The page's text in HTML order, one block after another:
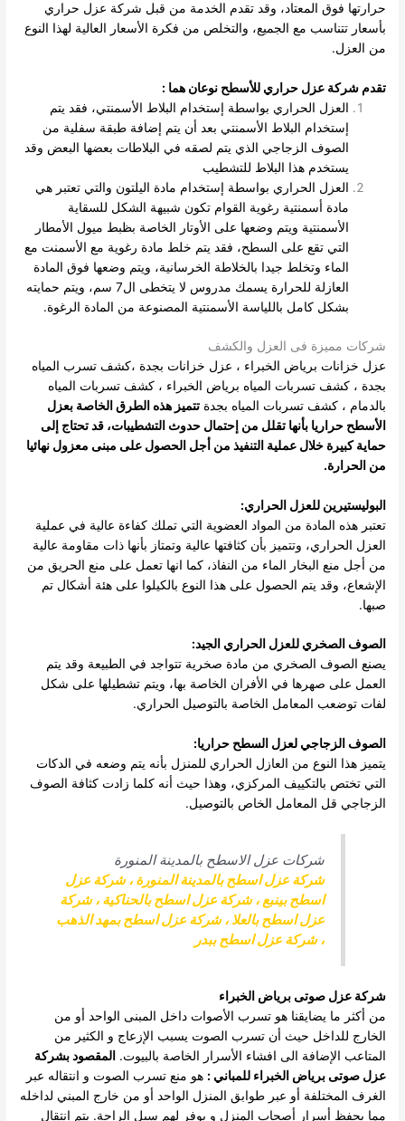
حرارتها فوق المعتاد، وقد تقدم الخدمة من قبل شركة عزل حراري
بأسعار تتناسب مع الجميع، والتخلص من فكرة الأسعار العالية لهذا النوع
من العزل.
تقدم شركة عزل حراري للأسطح نوعان هما :
العزل الحراري بواسطة إستخدام البلاط الأسمنتي، فقد يتم
إستخدام البلاط الأسمنتي بعد أن يتم إضافة طبقة سفلية من
الصوف الزجاجي الذي يتم لصقه في البلاطات بعضها البعض وقد
يستخدم هذا البلاط للتشطيب
العزل الحراري بواسطة إستخدام مادة اليلتون والتي تعتبر هي
مادة أسمنتية رغوية القوام تكون شبيهة الشكل للسقاية
الأسمنتية ويتم وضعها على الأوتار الخاصة بظبط ميول الأمطار
التي تقع على السطح، فقد يتم خلط مادة رغوية مع الأسمنت مع
الماء وتخلط جيدا بالخلاطة الخرسانية، ويتم وضعها فوق المادة
العازلة للحرارة يسمك مدروس لا يتخطى ال7 سم، ويتم حمايته
بشكل كامل باللياسة الأسمنتية المصنوعة من المادة الرغوة.
شركات مميزة فى العزل والكشف
عزل خزانات برياض الخبراء ، عزل خزانات بجدة ،كشف تسرب المياه
بجدة ،كشف تسربات المياه برياض الخبراء ، كشف تسربات المياه
بالدمام ،كشف تسربات المياه بجدة تتميز هذه الطرق الخاصة بعزل
الأسطح حراريا بأنها تقلل من إحتمال حدوث التشطيبات، قد تحتاج إلى
حماية كبيرة خلال عملية التنفيذ من أجل الحصول على مبنى معزول نهائيا
من الحرارة.
البوليستيرين للعزل الحراري:
تعتبر هذه المادة من المواد العضوية التي تملك كفاءة عالية في عملية
العزل الحراري، وتتميز بأن كثافتها عالية وتمتاز بأنها ذات مقاومة عالية
من أجل منع البخار الماء من النفاذ، كما انها تعمل على منع الحريق من
الإشعاع، وقد يتم الحصول على هذا النوع بالكيلوا على هئة أشكال تم
صبها.
الصوف الصخري للعزل الحراري الجيد:
يصنع الصوف الصخري من مادة صخرية تتواجد في الطبيعة وقد يتم
العمل على صهرها في الأفران الخاصة بها، ويتم تشطيلها على شكل
لفات توضعب المعامل الخاصة بالتوصيل الحراري.
الصوف الزجاجي لعزل السطح حراريا:
يتميز هذا النوع من العازل الحراري للمنزل بأنه يتم وضعه في الدكات
التي تختص بالتكييف المركزي، وهذا حيث أنه كلما زادت كثافة الصوف
الزجاجي قل المعامل الخاص بالتوصيل.
شركات عزل الاسطح بالمدينة المنورة
شركة عزل اسطح بالمدينة المنورة،شركة عزل
اسطح بينبع،شركة عزل اسطح بالحناكية،شركة
عزل اسطح بالعلا،شركة عزل اسطح بمهد الذهب
،شركة عزل اسطح ببدر
شركة عزل صوتى برياض الخبراء
من أكثر ما يضايقنا هو تسرب الأصوات داخل المبنى الواحد أو من
الخارج للداخل حيث أن تسرب الصوت يسبب الإزعاج و الكثير من
المتاعب الإضافة الى افشاء الأسرار الخاصة بالبيوت. المقصود بشركة
عزل صوتى برياض الخبراء للمباني : هو منع تسرب الصوت و انتقاله عبر
الغرف المختلفة أو عبر طوابق المنزل الواحد أو من خارج المبني لداخله
مما يحفظ أسرار أصحاب المنزل و يوفر لهم سبل الراحة. يتم انتقال